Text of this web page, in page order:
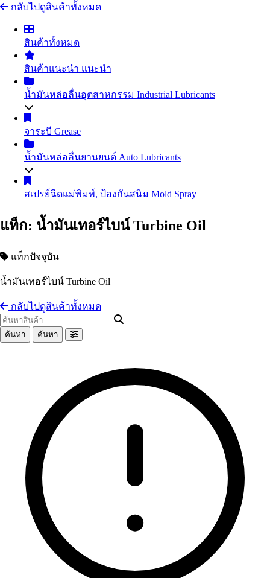
กลับไปดูสินค้าทั้งหมด
สินค้าทั้งหมด
สินค้าแนะนำ แนะนำ
น้ำมันหล่อลื่นอุตสาหกรรม Industrial Lubricants
น้ำมันถ่ายเทความร้อน
น้ำมันเกียร์อุตสาหกรรม
น้ำมัน EDMน้ำมันสปาร์ค
น้ำมันปั๊มลมAir Compressor Oil
น้ำมันห้องเย็น
อื่นๆ Others
จาระบี Grease
น้ำมันหล่อลื่นยานยนต์ Auto Lubricants
น้ำมันเครื่องดีเซลDiesel Engine Oil
น้ำมันเบรกBrake Fluid
อื่นๆ Others
สเปรย์ฉีดแม่พิมพ์, ป้องกันสนิม Mold Spray
แท็ก: น้ำมันเทอร์ไบน์ Turbine Oil
แท็กปัจจุบัน
น้ำมันเทอร์ไบน์ Turbine Oil
กลับไปดูสินค้าทั้งหมด
ค้นหา ค้นหา